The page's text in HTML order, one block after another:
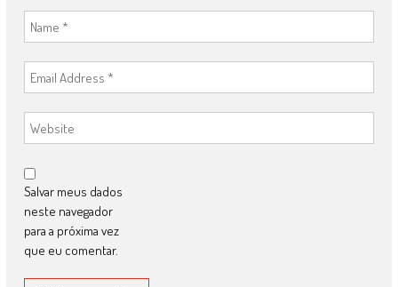
Salvar meus dados
neste navegador
para a próxima vez
que eu comentar.